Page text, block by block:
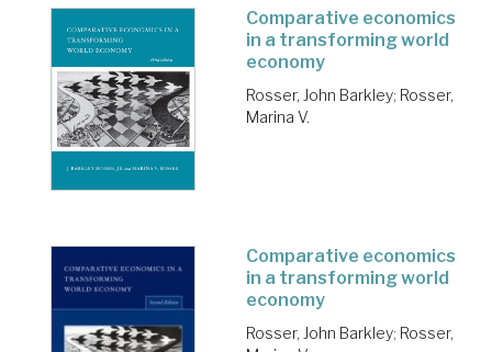
Comparative economics
in a transforming world
economy
Rosser, John Barkley; Rosser,
Marina V.
Comparative economics
in a transforming world
economy
Rosser, John Barkley; Rosser,